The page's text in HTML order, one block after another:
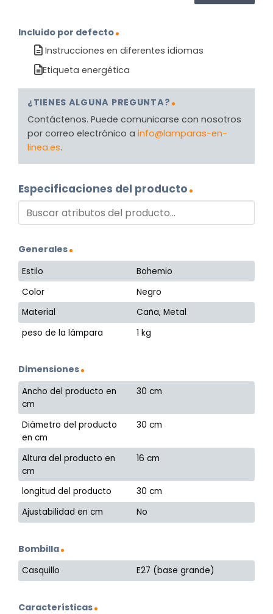
Incluido por defecto
Instrucciones en diferentes idiomas
Etiqueta energética
¿TIENES ALGUNA PREGUNTA?
Contáctenos. Puede comunicarse con nosotros
por correo electrónico a info@lamparas-en-
linea.es.
Especificaciones del producto
Generales
Estilo
Bohemio
Color
Negro
Material
Caña, Metal
peso de la lámpara
1 kg
Dimensiones
Ancho del producto en
cm
30 cm
Diámetro del producto
en cm
30 cm
Altura del producto en
cm
16 cm
longitud del producto
30 cm
Ajustabilidad en cm
No
Bombilla
Casquillo E27 (base grande)
Características